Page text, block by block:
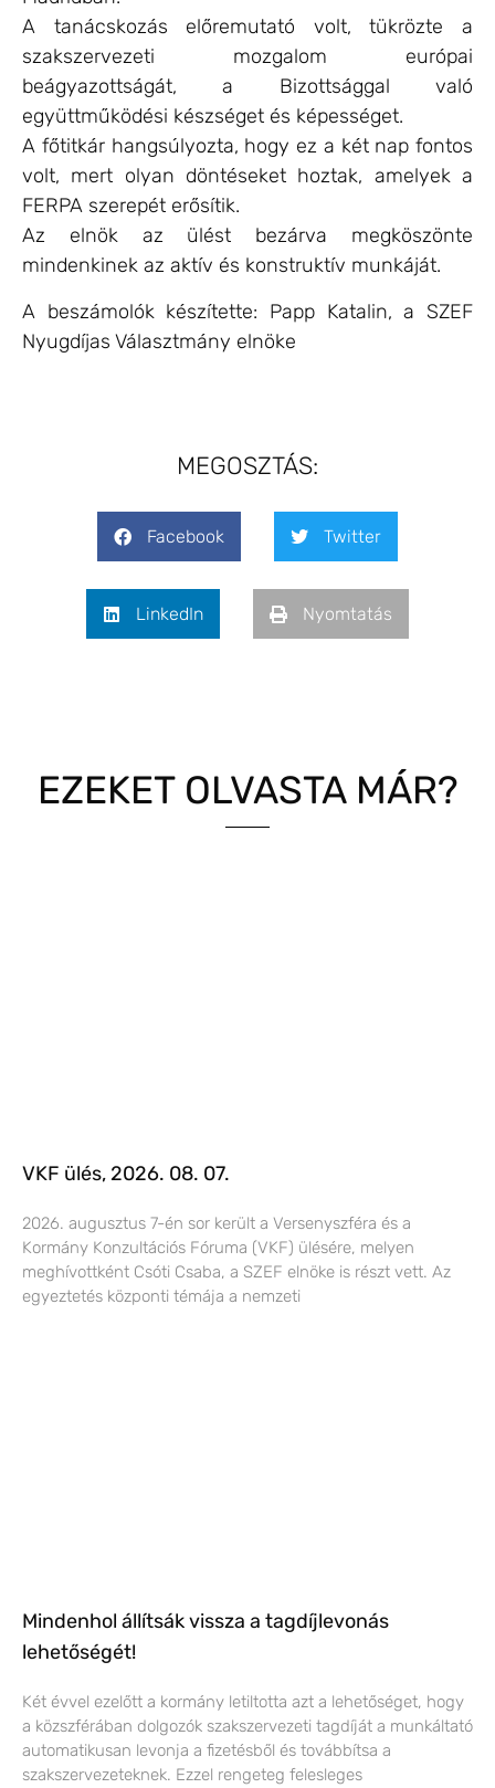
A tanácskozás előremutató volt, tükrözte a
szakszervezeti mozgalom európai
beágyazottságát, a Bizottsággal való
együttműködési készséget és képességet.
A főtitkár hangsúlyozta, hogy ez a két nap fontos
volt, mert olyan döntéseket hoztak, amelyek a
FERPA szerepét erősítik.
Az elnök az ülést bezárva megköszönte
mindenkinek az aktív és konstruktív munkáját.
A beszámolók készítette: Papp Katalin, a SZEF
Nyugdíjas Választmány elnöke
MEGOSZTÁS:
Facebook Twitter
LinkedIn Nyomtatás
EZEKET OLVASTA MÁR?
VKF ülés, 2026. 08. 07.
2026. augusztus 7-én sor került a Versenyszféra és a
Kormány Konzultációs Fóruma (VKF) ülésére, melyen
meghívottként Csóti Csaba, a SZEF elnöke is részt vett. Az
egyeztetés központi témája a nemzeti
Mindenhol állítsák vissza a tagdíjlevonás
lehetőségét!
Két évvel ezelőtt a kormány letiltotta azt a lehetőséget, hogy
a közszférában dolgozók szakszervezeti tagdíját a munkáltató
automatikusan levonja a fizetésből és továbbítsa a
szakszervezeteknek. Ezzel rengeteg felesleges